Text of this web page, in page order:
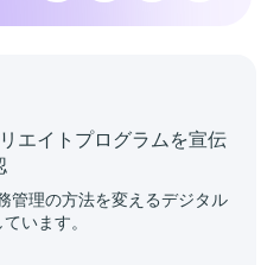
エイトプログラムを宣伝
管理の方法を変えるデジタル
います。